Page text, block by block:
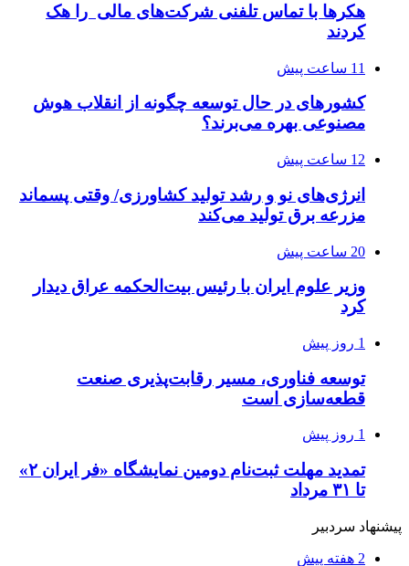
هکرها با تماس تلفنی شرکت‌های مالی را هک
کردند
11 ساعت پیش
کشورهای در حال توسعه چگونه از انقلاب هوش
مصنوعی بهره می‌برند؟
12 ساعت پیش
انرژی‌های نو و رشد تولید کشاورزی/ وقتی پسماند
مزرعه‌ برق تولید می‌کند
20 ساعت پیش
وزیر علوم ایران با رئیس بیت‌الحکمه عراق دیدار
کرد
1 روز پیش
توسعه فناوری، مسیر رقابت‌پذیری صنعت
قطعه‌سازی است
1 روز پیش
تمدید مهلت ثبت‌نام دومین نمایشگاه «فر ایران ۲»
تا ۳۱ مرداد
پیشنهاد سردبیر
2 هفته پیش